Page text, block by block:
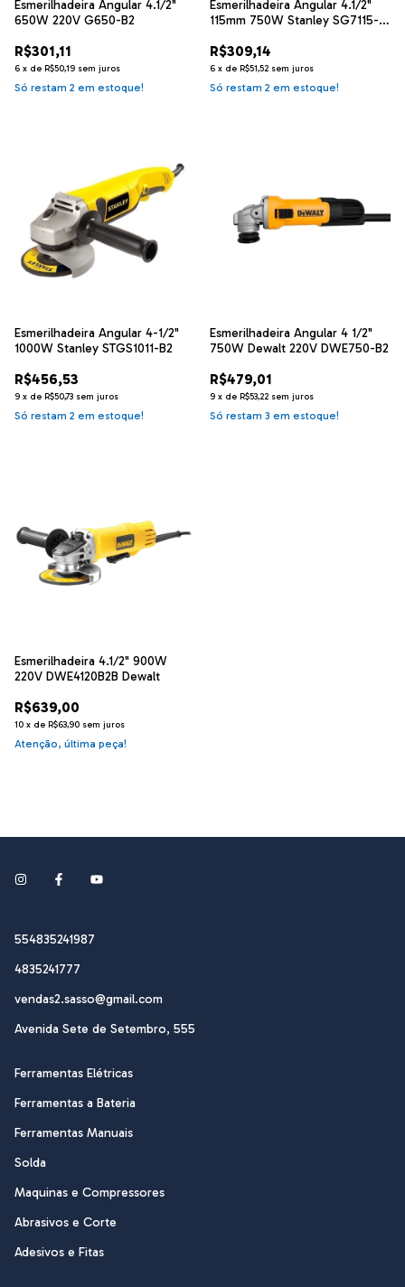
Esmerilhadeira Angular 4.1/2"
650W 220V G650-B2
R$301,11
6 x de R$50,19 sem juros
Só restam 2 em estoque!
Esmerilhadeira Angular 4.1/2"
115mm 750W Stanley SG7115-
R$309,14
6 x de R$51,52 sem juros
Só restam 2 em estoque!
Esmerilhadeira Angular 4-1/2"
1000W Stanley STGS1011-B2
R$456,53
9 x de R$50,73 sem juros
Só restam 2 em estoque!
Esmerilhadeira Angular 4 1/2"
750W Dewalt 220V DWE750-B2
R$479,01
9 x de R$53,22 sem juros
Só restam 3 em estoque!
Esmerilhadeira 4.1/2" 900W
220V DWE4120B2B Dewalt
R$639,00
10 x de R$63,90 sem juros
Atenção, última peça!
554835241987
4835241777
vendas2.sasso@gmail.com
Avenida Sete de Setembro, 555
Ferramentas Elétricas
Ferramentas a Bateria
Ferramentas Manuais
Solda
Maquinas e Compressores
Abrasivos e Corte
Adesivos e Fitas